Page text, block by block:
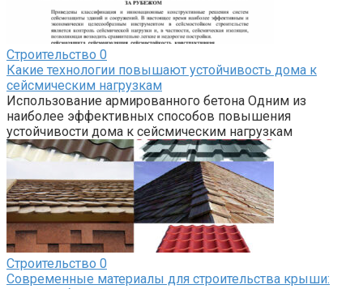
Строительство 0
Какие технологии повышают устойчивость дома к
сейсмическим нагрузкам
Использование армированного бетона Одним из
наиболее эффективных способов повышения
устойчивости дома к сейсмическим нагрузкам
Строительство 0
Современные материалы для строительства крыши: